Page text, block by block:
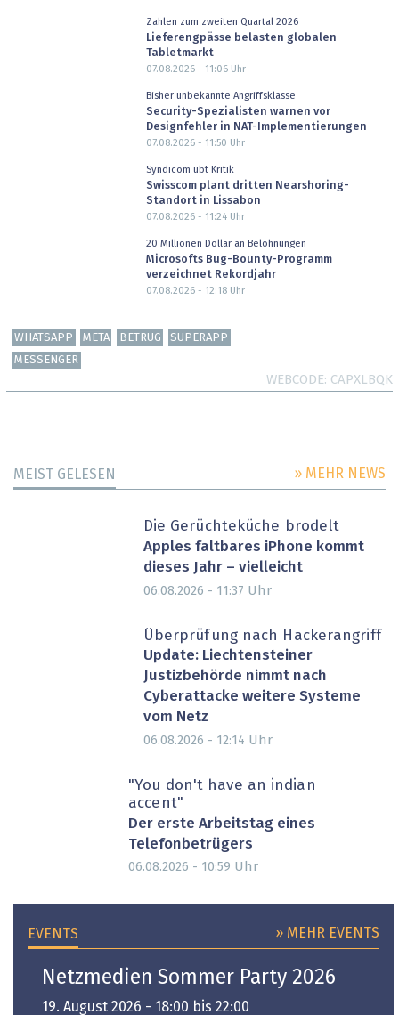
Zahlen zum zweiten Quartal 2026
Lieferengpässe belasten globalen
Tabletmarkt
07.08.2026 - 11:06Uhr
Bisher unbekannte Angriffsklasse
Security-Spezialisten warnen vor
Designfehler in NAT-Implementierungen
07.08.2026 - 11:50 Uhr
Syndicom übt Kritik
Swisscom plant dritten Nearshoring-
Standort in Lissabon
07.08.2026 - 11:24Uhr
20 Millionen Dollar an Belohnungen
Microsofts Bug-Bounty-Programm
verzeichnet Rekordjahr
07.08.2026 - 12:18Uhr
WHATSAPP META BETRUG
SUPERAPP
MESSENGER
WEBCODE CAPXLBQK
MEIST GELESEN » MEHR NEWS
Die Gerüchteküche brodelt
Apples faltbares iPhone kommt
dieses Jahr – vielleicht
06.08.2026 - 11:37 Uhr
Überprüfung nach Hackerangriff
Update: Liechtensteiner
Justizbehörde nimmt nach
Cyberattacke weitere Systeme
vom Netz
06.08.2026 - 12:14 Uhr
"You don't have an indian
accent"
Der erste Arbeitstag eines
Telefonbetrügers
06.08.2026 - 10:59 Uhr
EVENTS » MEHR EVENTS
Netzmedien Sommer Party 2026
19. August 2026 - 18:00 bis 22:00